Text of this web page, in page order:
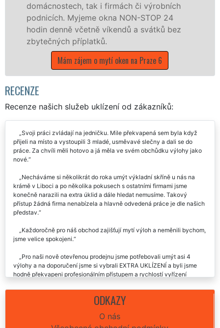
tak i firmách či výrobních
okna NON-STOP 24
včetně víkendů a svátků bez
příplatků.
zájem o mytí oken na Praze 6
po celé
EXTRA
RECENZE
Recenze našich služeb uklízení od zákazníků:
Svoji práci zvládají na jedničku. Mile překvapená sem byla když
přijeli na místo a vystoupili 3 mladé, usměvavé slečny a dali se do
práce. Za chvíli měli hotovo a já měla ve svém obchůdku výlohy jako
Necháváme si několikrát do roka umýt výkladní skříně u nás na
krámě v Liboci a po několika pokusech s ostatními firmami jsme
konečně narazili na extra úklid a dále hledat nemusíme. Takový
přístup žádná firma nenabízela a hlavně odvedená práce je dle našich
Každoročně pro náš obchod zajišťují mytí výloh a neměnili bychom,
Pro naši nově otevřenou prodejnu jsme potřebovali umýt asi 4
výlohy a na doporučení jsme si vybrali EXTRA UKLÍZENÍ a byli jsme
Naprosto dokonalé a kvalitní služby v Liboci.
ODKAZY